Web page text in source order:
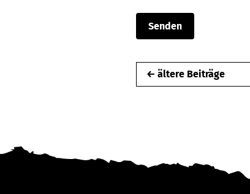
← ältere Beiträge